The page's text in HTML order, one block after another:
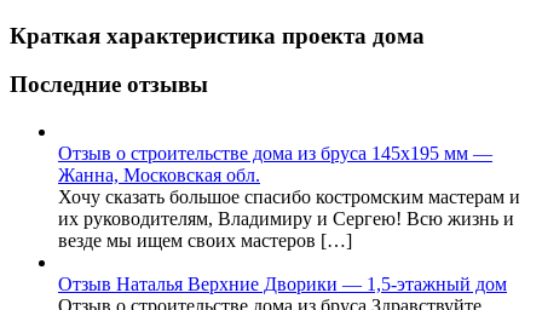
Краткая характеристика проекта дома
Последние отзывы
Отзыв о строительстве дома из бруса 145х195 мм —
Жанна, Московская обл.
Хочу сказать большое спасибо костромским мастерам и
их руководителям, Владимиру и Сергею! Всю жизнь и
везде мы ищем своих мастеров […]
Отзыв Наталья Верхние Дворики — 1,5-этажный дом
Отзыв о строительстве дома из бруса Здравствуйте